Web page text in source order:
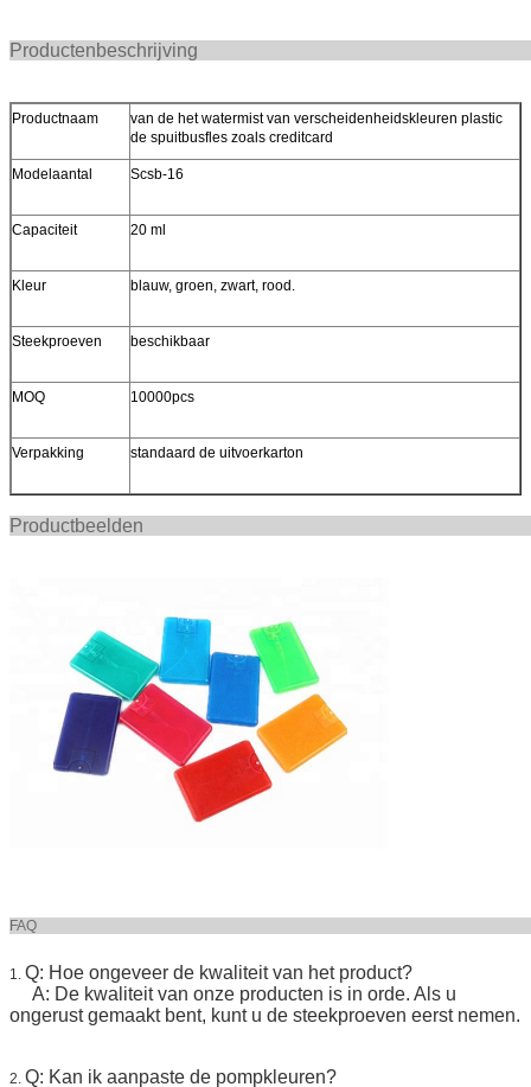
Productnaam
van de het watermist van verscheidenheidskleuren plastic
de spuitbusfles zoals creditcard
Modelaantal Scsb-16
Capaciteit 20 ml
Kleur blauw, groen, zwart, rood.
Steekproeven beschikbaar
MOQ 10000pcs
Verpakking standaard de uitvoerkarton
1. Q: Hoe ongeveer de kwaliteit van het product?
A: De kwaliteit van onze producten is in orde. Als u
ongerust gemaakt bent, kunt u de steekproeven eerst nemen.
2. Q: Kan ik aanpaste de pompkleuren?